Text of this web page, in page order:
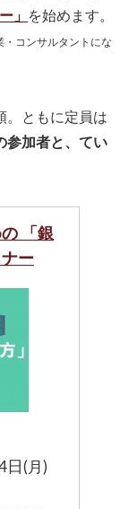
」 を始めます。
コンサルタントにな
。ともに定員は
参加者と、てい
「銀
ー
日( 月 )